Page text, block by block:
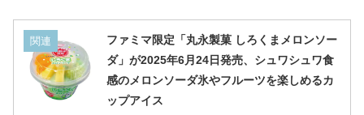
関連
ファミマ限定「丸永製菓 しろくまメロンソー
ダ」が2025年6月24日発売、シュワシュワ食
感のメロンソーダ氷やフルーツを楽しめるカ
ップアイス